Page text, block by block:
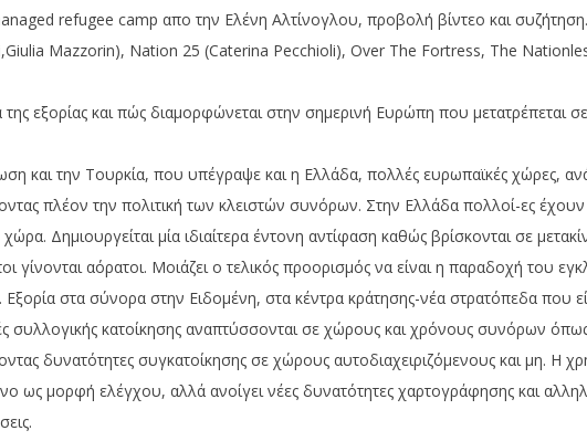
refugee camp απο την Ελένη Αλτίνογλου, προβολή βίντεο και
Mazzorin), Nation 25 (Caterina Pecchioli), Over The Fortress, The
εξορίας και πώς διαμορφώνεται στην σημερινή Ευρώπη που μετατρέπεται
και την Τουρκία, που υπέγραψε και η Ελλάδα, πολλές ευρωπαϊκές χώρες,
πλέον την πολιτική των κλειστών συνόρων. Στην Ελλάδα πολλοί-ες έχουν
Δημιουργείται μία ιδιαίτερα έντονη αντίφαση καθώς βρίσκονται σε
γίνονται αόρατοι. Μοιάζει ο τελικός προορισμός να είναι η παραδοχή του
στα σύνορα στην Ειδομένη, στα κέντρα κράτησης-νέα στρατόπεδα που
συλλογικής κατοίκησης αναπτύσσονται σε χώρους και χρόνους συνόρων
δυνατότητες συγκατοίκησης σε χώρους αυτοδιαχειριζόμενους και μη. Η
ως μορφή ελέγχου, αλλά ανοίγει νέες δυνατότητες χαρτογράφησης και